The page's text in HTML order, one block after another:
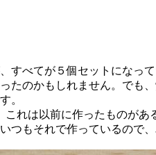
べてが５個セットになっ
たのかもしれません。でも
。
れは以前に作ったものがあ
もそれで作っているので